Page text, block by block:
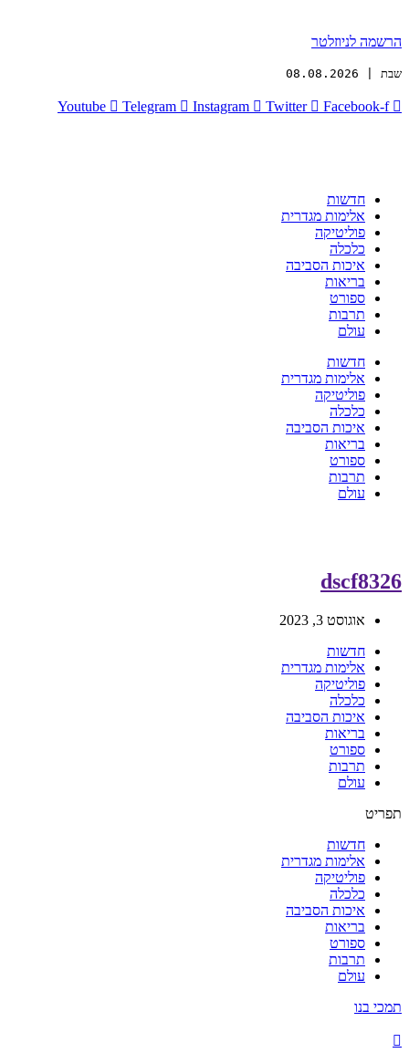
הרשמה לניוזלטר
שבת | 08.08.2026
Youtube Telegram Instagram Twitter Facebook-f
חדשות
אלימות מגדרית
פוליטיקה
כלכלה
איכות הסביבה
בריאות
ספורט
תרבות
עולם
חדשות
אלימות מגדרית
פוליטיקה
כלכלה
איכות הסביבה
בריאות
ספורט
תרבות
עולם
dscf8326
אוגוסט 3, 2023
חדשות
אלימות מגדרית
פוליטיקה
כלכלה
איכות הסביבה
בריאות
ספורט
תרבות
עולם
תפריט
חדשות
אלימות מגדרית
פוליטיקה
כלכלה
איכות הסביבה
בריאות
ספורט
תרבות
עולם
תמכי בנו